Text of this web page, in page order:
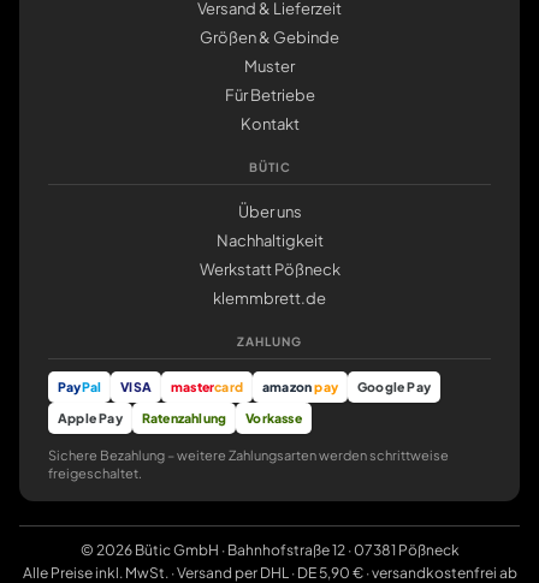
Versand & Lieferzeit
Größen & Gebinde
Muster
Für Betriebe
Kontakt
BÜTIC
Über uns
Nachhaltigkeit
Werkstatt Pößneck
klemmbrett.de
ZAHLUNG
PayPal VISA mastercard amazonpay
Google Pay
Apple Pay
Ratenzahlung Vorkasse
Sichere Bezahlung – weitere Zahlungsarten werden schrittweise
freigeschaltet.
© 2026 Bütic GmbH · Bahnhofstraße 12 · 07381 Pößneck
Alle Preise inkl. MwSt. · Versand per DHL · DE 5,90 € · versandkostenfrei ab